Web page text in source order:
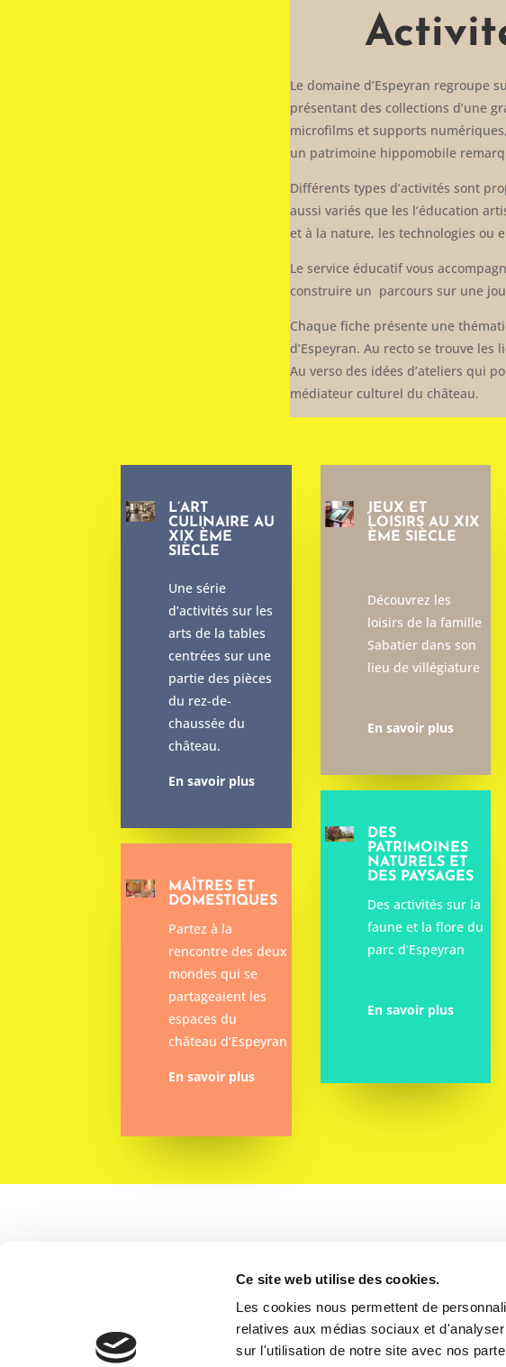
Ce site web utilise des cookies.
Les cookies nous permettent de
relatives aux médias sociaux et
sur l'utilisation de notre site avec nos
Le domaine d’Espeyran regroupe
présentant des collections d’une
microfilms et supports
un patrimoine hippomobile
Différents types d’activités sont
aussi variés que les l’éducation
et à la nature, les technologies ou
Le service éducatif vous
construire un parcours sur une
Chaque fiche présente une
d’Espeyran. Au recto se trouve
Au verso des idées d’ateliers qui
médiateur culturel du château.
L’ART
CULINAIRE AU
XIX ÈME
SIÈCLE
Une série
d’activités sur les
arts de la tables
centrées sur une
partie des pièces
du rez-de-
chaussée du
château.
En savoir plus
MAÎTRES ET
DOMESTIQUES
Partez à la
rencontre des deux
mondes qui se
partageaient les
espaces du
château d’Espeyran
En savoir plus
JEUX ET
LOISIRS AU XIX
ÈME SIÈCLE
Découvrez les
loisirs de la famille
Sabatier dans son
lieu de villégiature
En savoir plus
DES
PATRIMOINES
NATURELS ET
DES PAYSAGES
Des activités sur la
faune et la flore du
parc d’Espeyran
En savoir plus

CHÂTEAU D'ESPEYRAN
Chemin d'Espeyran, 30800 Saint-Gilles
04 11 25